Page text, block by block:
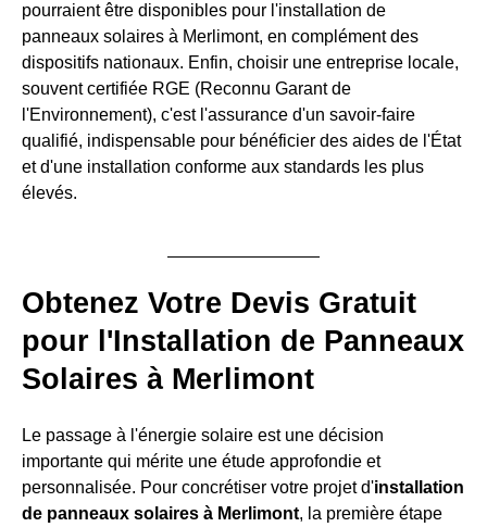
pourraient être disponibles pour l'installation de
panneaux solaires à Merlimont, en complément des
dispositifs nationaux. Enfin, choisir une entreprise locale,
souvent certifiée RGE (Reconnu Garant de
l'Environnement), c'est l'assurance d'un savoir-faire
qualifié, indispensable pour bénéficier des aides de l'État
et d'une installation conforme aux standards les plus
élevés.
Obtenez Votre Devis Gratuit
pour l'Installation de Panneaux
Solaires à Merlimont
Le passage à l'énergie solaire est une décision
importante qui mérite une étude approfondie et
personnalisée. Pour concrétiser votre projet d'installation
de panneaux solaires à Merlimont, la première étape